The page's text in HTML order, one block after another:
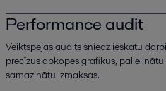
Performance audit
Veiktspējas audits sniedz ieskatu
precīzus apkopes grafikus,
samazinātu izmaksas.